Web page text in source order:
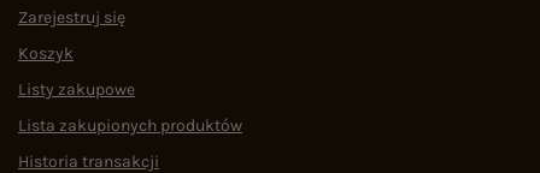
Zarejestruj się
Koszyk
Listy zakupowe
Lista zakupionych produktów
Historia transakcji